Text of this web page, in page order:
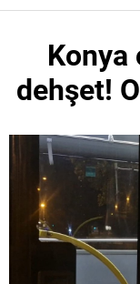
Konya
dehşet!